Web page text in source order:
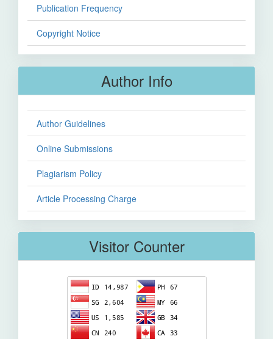
Publication Frequency
Copyright Notice
Author Info
Author Guidelines
Online Submissions
Plagiarism Policy
Article Processing Charge
Visitor Counter